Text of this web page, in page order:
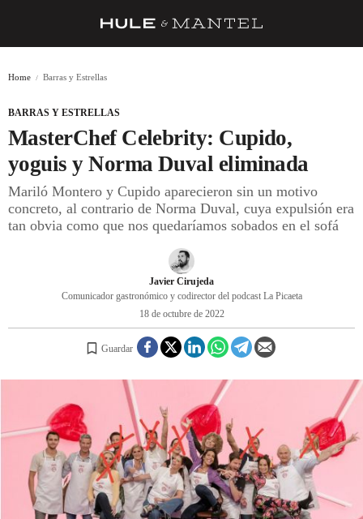
BARRAS Y ESTRELLAS
DÓNDE COMER
ÍDOLOS DE MESAS
REGISTRO
INICIAR SESIÓN
Home Barras y Estrellas
BARRAS Y ESTRELLAS
MasterChef Celebrity: Cupido,
yoguis y Norma Duval eliminada
Mariló Montero y Cupido aparecieron sin un motivo
concreto, al contrario de Norma Duval, cuya expulsión era
tan obvia como que nos quedaríamos sobados en el sofá
Javier Cirujeda
Comunicador gastronómico y codirector del podcast La Picaeta
18 de octubre de 2022
Guardar